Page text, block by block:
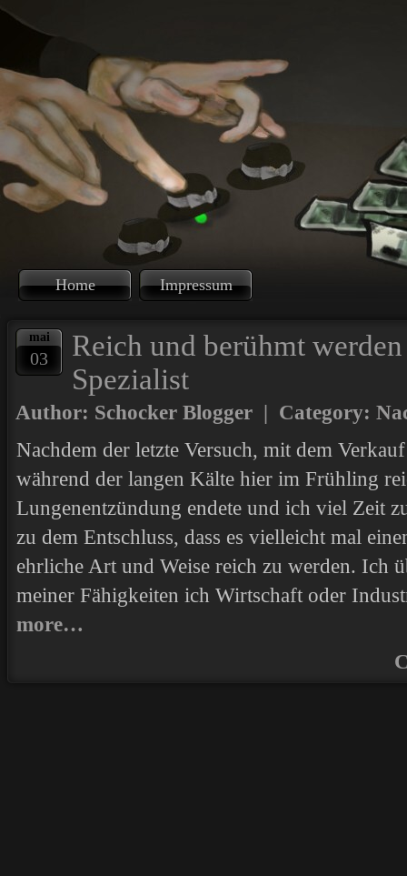
Home Impressum
mai
03
Reich und berühmt
Spezialist
Author: Schocker Blogger | Category:
Nachdem der letzte Versuch, mit dem
während der langen Kälte hier im Frühling
Lungenentzündung endete und ich viel Zeit
zu dem Entschluss, dass es vielleicht mal
ehrliche Art und Weise reich zu werden. Ich
meiner Fähigkeiten ich Wirtschaft oder
more…